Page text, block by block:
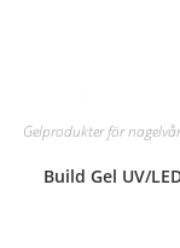
Gelprodukter för
Build Gel UV/